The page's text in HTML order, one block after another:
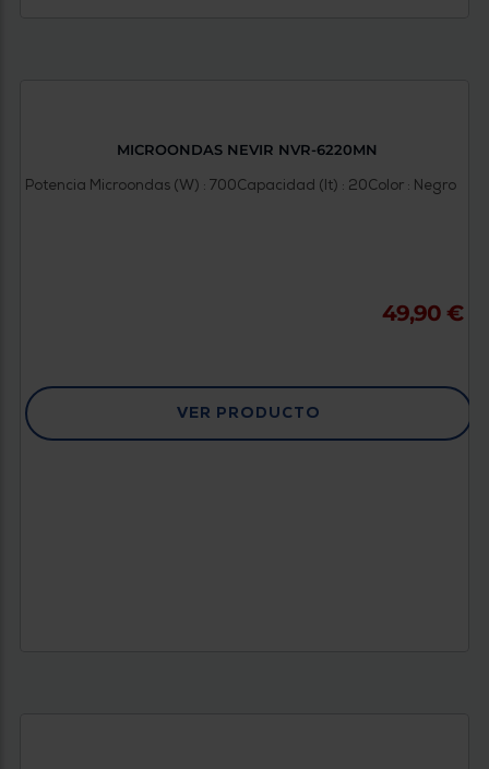
MICROONDAS NEVIR NVR-6220MN
Potencia Microondas (W) : 700Capacidad (lt) : 20Color : Negro
49,90 €
VER PRODUCTO